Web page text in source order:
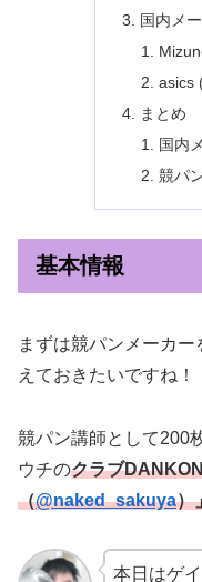
国内メ
asics
まとめ
国内
競パ
基本情報
まずは競パンメーカ
えておきたいですね！
競パン講師として200
ウチのクラブ
（@naked_sakuya）
本日はゲ